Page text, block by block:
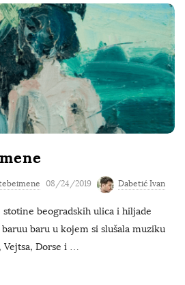
08/24/2019 Dabetić Ivan
beogradskih ulica i hiljade
baru u kojem si slušala muziku
Vejtsa, Dorse i …